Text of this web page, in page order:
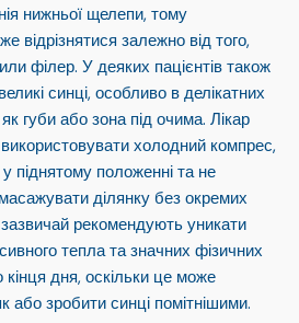
нижньої щелепи, тому
відрізнятися залежно від того,
філер. У деяких пацієнтів також
синці, особливо в делікатних
губи або зона під очима. Лікар
холодний компрес,
піднятому положенні та не
ділянку без окремих
зазвичай рекомендують уникати
тепла та значних фізичних
дня, оскільки це може
або зробити синці помітнішими.